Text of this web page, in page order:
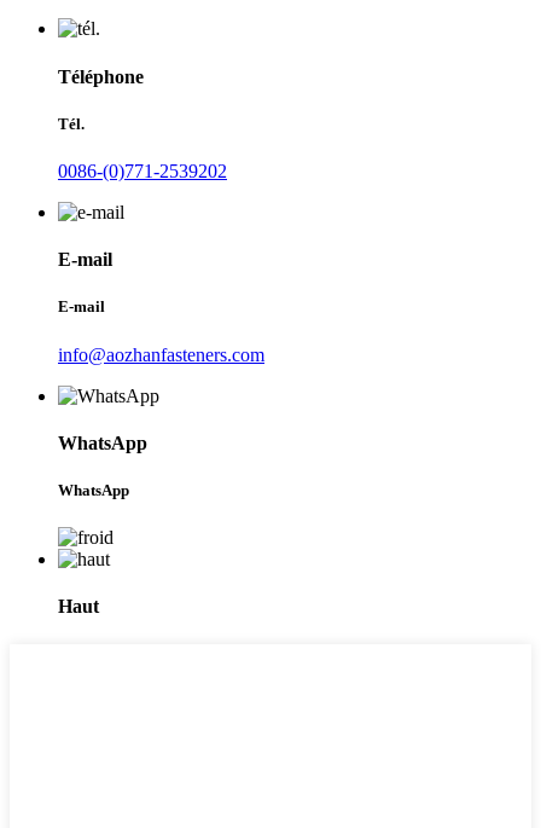
Téléphone
Tél.
0086-(0)771-2539202
E-mail
E-mail
info@aozhanfasteners.com
WhatsApp
WhatsApp
Haut